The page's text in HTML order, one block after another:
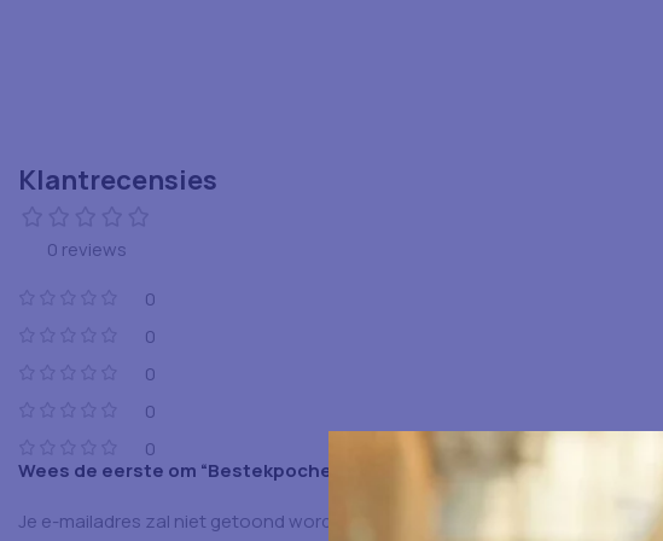
Klantrecensies
0 reviews
0
0
0
0
0
Wees de eerste om “Bestekpochet Zwart 100 St” te beoordelen
Je e-mailadres zal niet getoond worden.
Vereiste velden zijn gemarkeerd met